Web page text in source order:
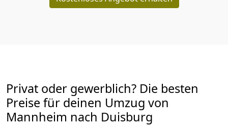
Privat oder gewerblich? Die besten
Preise für deinen Umzug von
Mannheim nach Duisburg